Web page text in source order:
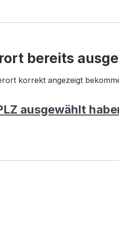
bereits
korrekt angezeigt
ausgewählt